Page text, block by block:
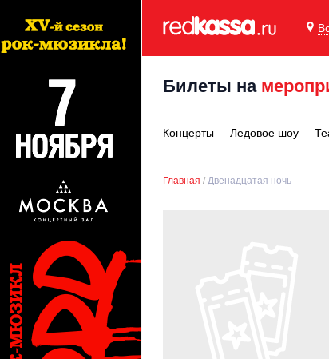
Билеты на
Концерты Ледовое шоу
Главная Двенадцатая ночь